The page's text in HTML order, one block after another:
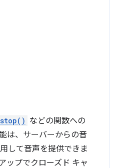
などの関数への
は、サーバーからの音
して音声を提供できま
ップでクローズド キャ